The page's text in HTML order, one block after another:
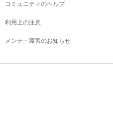
コミュニティのヘルプ
利用上の注意
メンテ・障害のお知らせ